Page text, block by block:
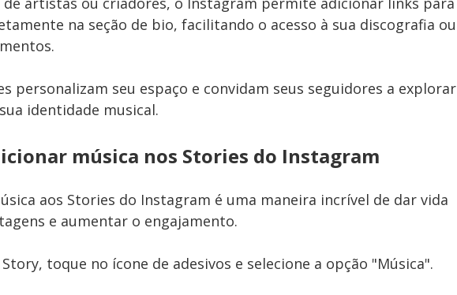
na seção de bio, facilitando o acesso à sua discografia ou
personalizam seu espaço e convidam seus seguidores a explorar
identidade musical.
música nos Stories do Instagram
aos Stories do Instagram é uma maneira incrível de dar vida
e aumentar o engajamento.
toque no ícone de adesivos e selecione a opção "Música".